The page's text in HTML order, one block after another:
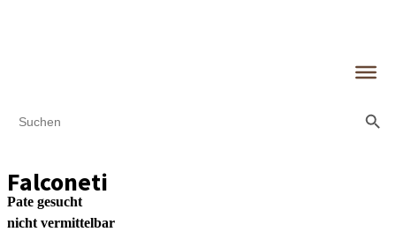
for:
Falconeti
Pate gesucht
nicht vermittelbar